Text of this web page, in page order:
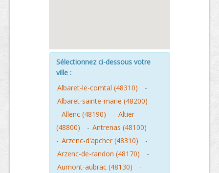
Sélectionnez ci-dessous votre
ville :
Albaret-le-comtal (48310)
-
Albaret-sainte-marie (48200)
- Allenc (48190) - Altier
(48800)
- Antrenas (48100)
- Arzenc-d'apcher (48310)
-
Arzenc-de-randon (48170)
-
Aumont-aubrac (48130)
-